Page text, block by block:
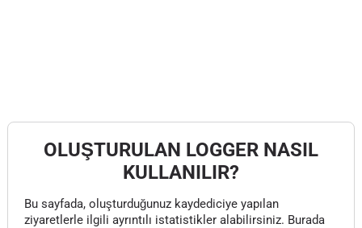
OLUŞTURULAN LOGGER NASIL
KULLANILIR?
Bu sayfada, oluşturduğunuz kaydediciye yapılan
ziyaretlerle ilgili ayrıntılı istatistikler alabilirsiniz. Burada